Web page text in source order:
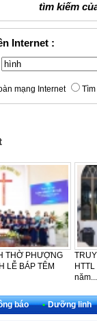
tìm kiếm
Internet :
mạng Internet
LẦN THỨ
NỮ HTTL
báo • Dưỡng linh